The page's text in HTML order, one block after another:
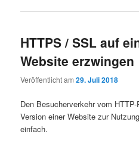
HTTPS / SSL auf
Website erzwingen
Veröffentlicht am29. Juli 2018
Den Besucherverkehr vom
Version einer Website zur
einfach.